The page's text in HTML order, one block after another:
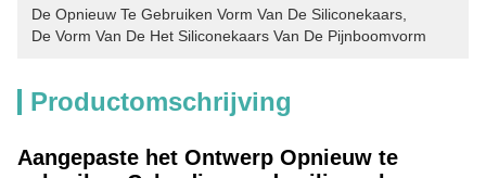
De Opnieuw Te Gebruiken Vorm Van De Siliconekaars
De Vorm Van De Het Siliconekaars Van De Pijnboomvorm
Productomschrijving
Aangepaste het Ontwerp Opnieuw te